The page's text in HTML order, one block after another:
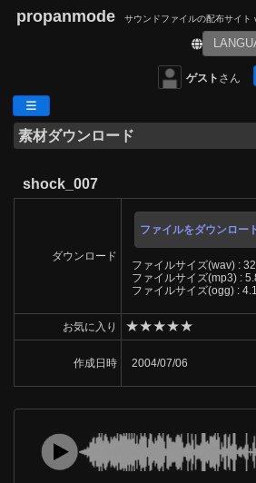
propanmode サウンドファイルの配布サイト
ゲスト さん
素材ダウンロード
shock_007
ダウンロード
ファイルをダウンロー
ファイルサイズ(wav) :
ファイルサイズ(mp3) :
ファイルサイズ(ogg) :
お気に入り ★★★★★
作成日時 2004/07/06